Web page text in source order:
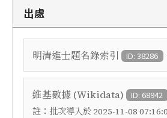
出處
明清進士題名錄索引 ID: 38286
維基數據 (Wikidata) ID: 68942
註： 批次導入於 2025-11-08